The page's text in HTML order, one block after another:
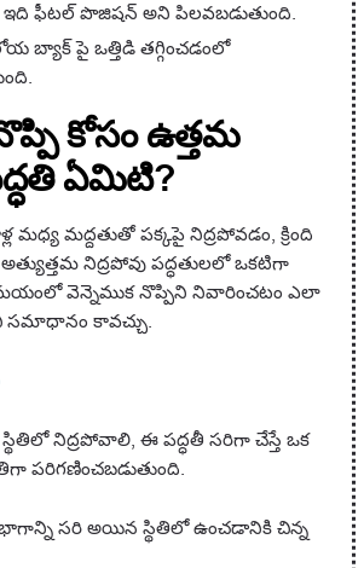
ఇది ఫీటల్ పొజిషన్ అని పిలవబడుతుంది.
బ్యాక్ పై ఒత్తిడి తగ్గించడంలో
నొప్పి కోసం ఉత్తమ
ఏమిటి?
మధ్య మద్దతుతో పక్కపై నిద్రపోవడం, క్రింది
నిద్రపోవు పద్ధతులలో ఒకటిగా
వెన్నెముక నొప్పిని నివారించటం ఎలా
సమాధానం కావచ్చు.
స్థితిలో నిద్రపోవాలి, ఈ పద్ధతీ సరిగా చేస్తే ఒక
పరిగణించబడుతుంది.
సరి అయిన స్థితిలో ఉంచడానికి చిన్న